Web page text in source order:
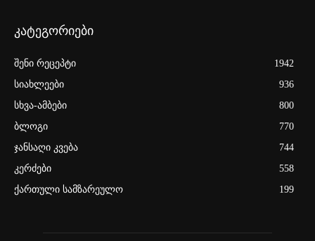
კატეგორიები
შენი რეცეპტი
1942
სიახლეები
936
სხვა-ამბები
800
ბლოგი
770
ჯანსაღი კვება
744
კერძები
558
ქართული სამზარეულო
199